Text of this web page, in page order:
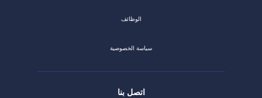
الوظائف
سياسة الخصوصية
اتصل بنا